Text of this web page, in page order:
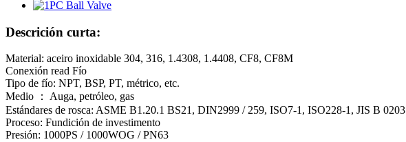
Descrición curta:
Material: aceiro inoxidable 304, 316, 1.4308, 1.4408, CF8, CF8M
Conexión read Fío
Tipo de fío: NPT, BSP, PT, métrico, etc.
Medio ： Auga, petróleo, gas
Estándares de rosca: ASME B1.20.1 BS21, DIN2999 / 259, ISO7-1, ISO228-1, JIS B 0203
Proceso: Fundición de investimento
Presión: 1000PS / 1000WOG / PN63